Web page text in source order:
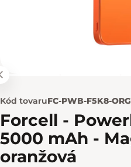
Kód tovaruFC-PWB-F5K8-ORG
Forcell -
5000 mAh -
oranžová